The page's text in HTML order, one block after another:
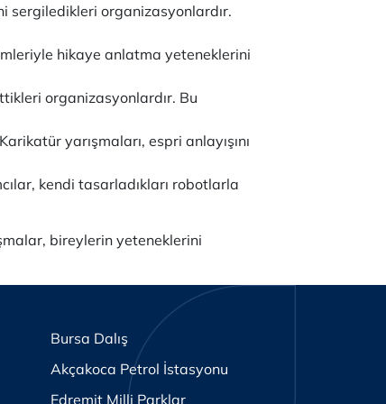
sergiledikleri organizasyonlardır.
hikaye anlatma yeteneklerini
organizasyonlardır. Bu
yarışmaları, espri anlayışını
kendi tasarladıkları robotlarla
bireylerin yeteneklerini
Bursa Dalış
Akçakoca Petrol İstasyonu
Edremit Milli Parklar